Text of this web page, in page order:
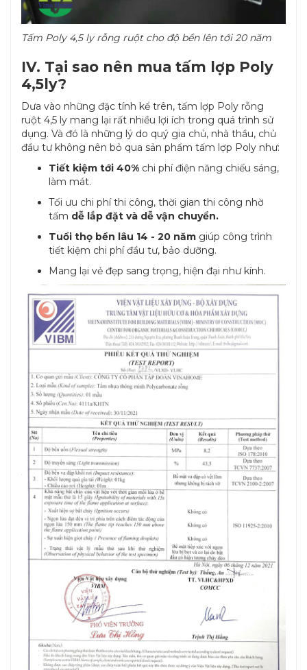
Tấm Poly 4,5 ly rỗng ruột cho độ bền lên tới 20 năm
IV. Tại sao nên mua tấm lợp Poly
4,5ly?
Dưa vào những đặc tính kể trên, tấm lợp Poly rỗng
ruột 4,5 ly mang lại rất nhiều lợi ích trong quá trình sử
dụng. Và đó là những lý do quý gia chủ, nhà thầu, chủ
đầu tư không nên bỏ qua sản phẩm tấm lợp Poly như:
Tiết kiệm tới 40% chi phí điện năng chiếu sáng,
làm mát.
Tối ưu chi phí thi công, thời gian thi công nhờ
tấm dễ lắp đặt và dễ vận chuyển.
Tuổi thọ bền lâu 14 - 20 năm giúp công trình
tiết kiệm chi phí đầu tư, bảo dưỡng.
Mang lại vẻ đẹp sang trọng, hiện đại như kính.